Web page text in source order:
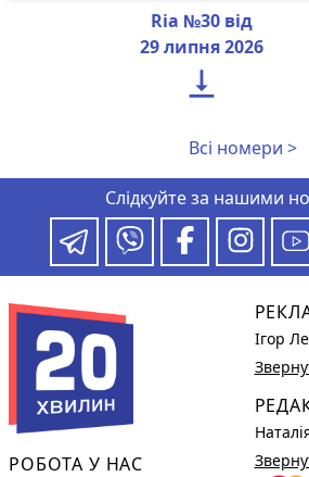
Ria №30 від
29 липня 2026

Всі номери >
Слідкуйте за нашими
РОБОТА У НАС
Ігор